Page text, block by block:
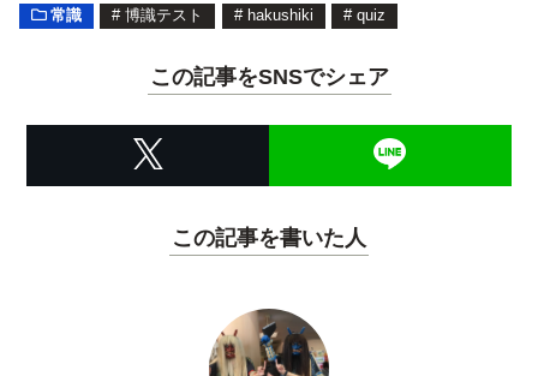
常識 # 博識テスト # hakushiki # quiz
この記事をSNSでシェア
この記事を書いた人